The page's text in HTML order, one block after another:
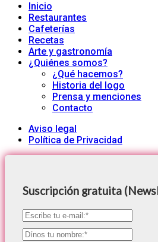
Inicio
Restaurantes
Cafeterías
Recetas
Arte y gastronomía
¿Quiénes somos?
¿Qué hacemos?
Historia del logo
Prensa y menciones
Contacto
Aviso legal
Política de Privacidad
Suscripción gratuita